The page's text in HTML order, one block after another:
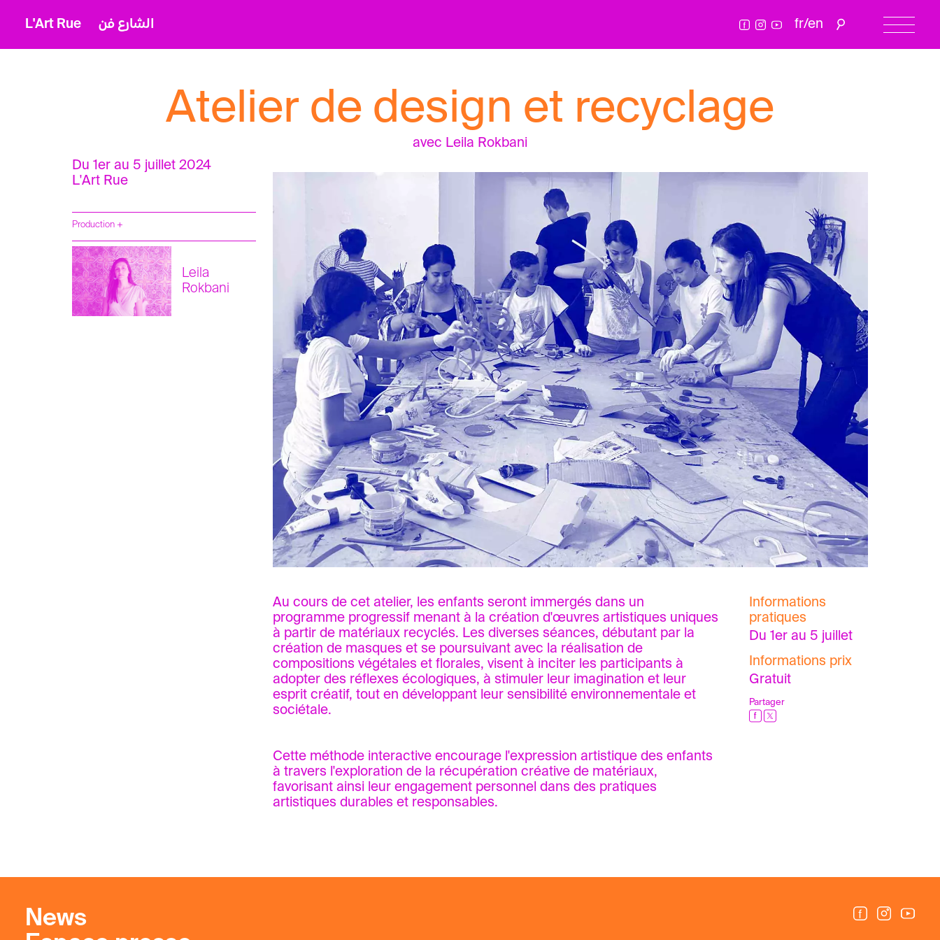
L'Art Rue الشارع فن fr/en
Atelier de design et recyclage
avec Leila Rokbani
Du 1er au 5 juillet 2024
L'Art Rue
Production +
Leila
Rokbani
Au cours de cet atelier, les enfants seront immergés dans un
programme progressif menant à la création d'œuvres artistiques uniques
à partir de matériaux recyclés. Les diverses séances, débutant par la
création de masques et se poursuivant avec la réalisation de
compositions végétales et florales, visent à inciter les participants à
adopter des réflexes écologiques, à stimuler leur imagination et leur
esprit créatif, tout en développant leur sensibilité environnementale et
sociétale.
Cette méthode interactive encourage l'expression artistique des enfants
à travers l'exploration de la récupération créative de matériaux,
favorisant ainsi leur engagement personnel dans des pratiques
artistiques durables et responsables.
Informations
pratiques
Du 1er au 5 juillet
Informations prix
Gratuit
Partager
News